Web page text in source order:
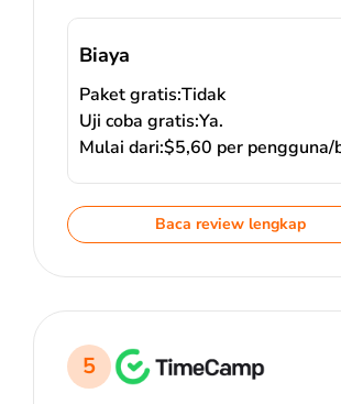
Biaya
Paket gratis:Tidak
Uji coba gratis:Ya.
Mulai dari:$5,60 per pengguna/
Baca review lengkap
5